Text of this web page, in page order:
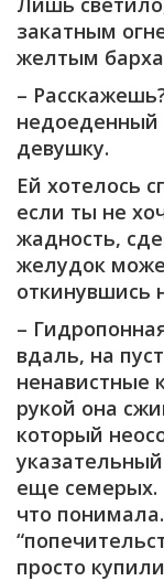
закатным
желтым
–
недоеденный
девушку.
Ей хотелось
если ты не
жадность,
желудок
откинувшись
–
вдаль, на
ненавистные
рукой она
который
еще семерых.
что
просто